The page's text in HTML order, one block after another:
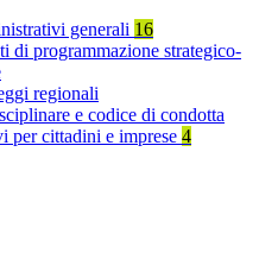
generali 16
di programmazione strategico-
regionali
e codice di condotta
per cittadini e imprese 4